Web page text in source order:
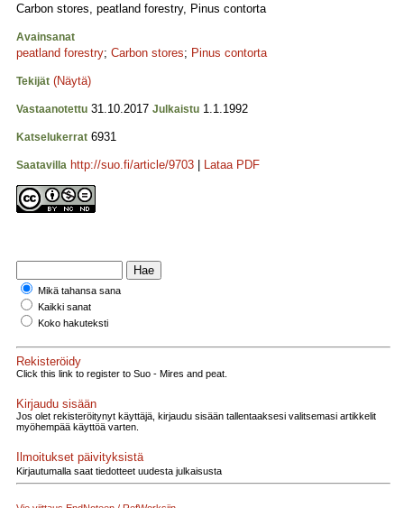
Carbon stores, peatland forestry, Pinus contorta
Avainsanat
peatland forestry; Carbon stores; Pinus contorta
Tekijät (Näytä)
Vastaanotettu 31.10.2017 Julkaistu 1.1.1992
Katselukerrat 6931
Saatavilla http://suo.fi/article/9703 Lataa PDF
Mikä tahansa sana
Kaikki sanat
Koko hakuteksti
Rekisteröidy
Click this link to register to Suo - Mires and peat.
Kirjaudu sisään
Jos olet rekisteröitynyt käyttäjä, kirjaudu sisään tallentaaksesi valitsemasi artikkelit
myöhempää käyttöä varten.
Ilmoitukset päivityksistä
Kirjautumalla saat tiedotteet uudesta julkaisusta